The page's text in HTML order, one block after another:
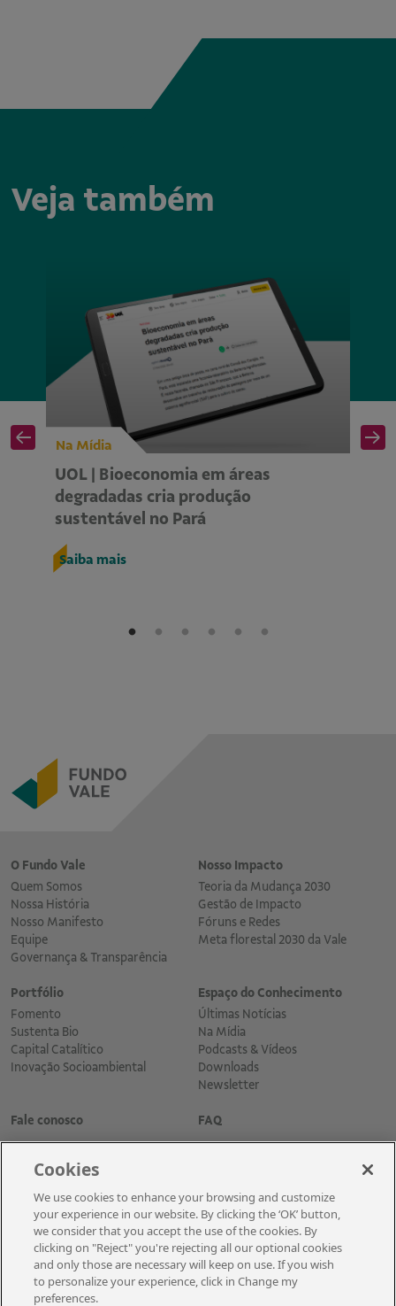
Veja também
Na Mídia
UOL | Bioeconomia em áreas
degradadas cria produção
sustentável no Pará
Saiba mais
O Fundo Vale
Quem Somos
Nossa História
Nosso Manifesto
Equipe
Governança & Transparência
Nosso Impacto
Teoria da Mudança 2030
Gestão de Impacto
Fóruns e Redes
Meta florestal 2030 da Vale
Portfólio
Fomento
Sustenta Bio
Capital Catalítico
Inovação Socioambiental
Espaço do Conhecimento
Últimas Notícias
Na Mídia
Podcasts & Vídeos
Downloads
Newsletter
Fale conosco FAQ
Cadastre-se para receber as novidades
Cookies
We use cookies to enhance your browsing and customize
your experience in our website. By clicking the ‘OK’ button,
we consider that you accept the use of the cookies. By
clicking on "Reject" you're rejecting all our optional cookies
and only those are necessary will keep on use. If you wish
to personalize your experience, click in Change my
preferences.